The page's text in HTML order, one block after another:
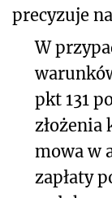
precyzuje
W
pkt 131
złożenia
mowa w
zapłaty